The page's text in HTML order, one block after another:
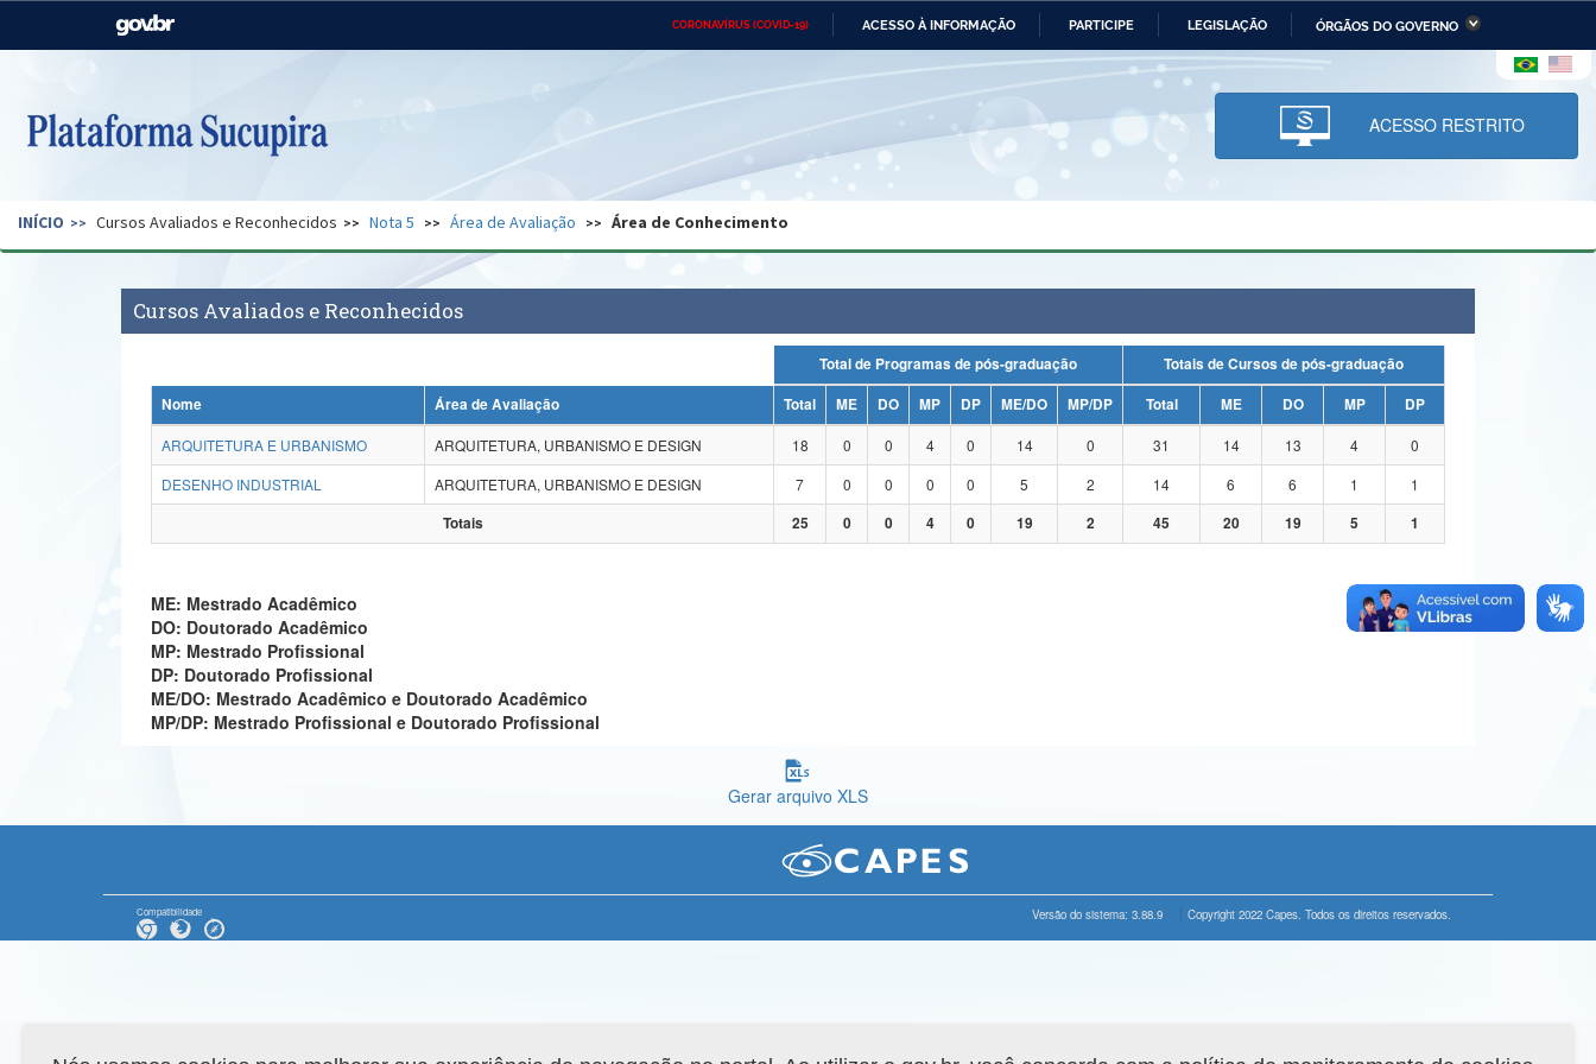
CORONAVÍRUS (COVID-19) ACESSO À INFORMAÇÃO PARTICIPE LEGISLAÇÃO ÓRGÃOS DO GOVERNO
Casa Civil Ministério das Relações Ministério da Economia Ministério da Infraestrutura
Pecuária e Abastecimento
Ministério da Ciência,
Tecnologia, Inovações e
Comunicações
Ministério do Desenvolvimento
Regional e dos Direitos Humanos
Secretaria de Governo Gabinete de Segurança Advocacia-Geral da União Banco Central do Brasil Planalto
ACESSO RESTRITO
INÍCIO Cursos Avaliados e Reconhecidos Nota 5 Área de Avaliação Área de Conhecimento
Cursos Avaliados e Reconhecidos
Total de Programas de pós-graduação
Totais de Cursos de pós-graduação
Nome
Área de Avaliação Total ME DO MP DP ME/DO MP/DP Total ME DO MP
DP
ARQUITETURA E URBANISMO
ARQUITETURA, URBANISMO E DESIGN 18 0 0 4 0 14 0 31 14 13 4
0
DESENHO INDUSTRIAL
ARQUITETURA, URBANISMO E DESIGN 7 0 0 0 0 5 2 14 6 6 1
1
Totais
25 0 0 4 0 19 2 45 20 19 5 1
ME: Mestrado Acadêmico
DO: Doutorado Acadêmico
MP: Mestrado Profissional
DP: Doutorado Profissional
ME/DO: Mestrado Acadêmico e Doutorado Acadêmico
MP/DP: Mestrado Profissional e Doutorado Profissional
Gerar arquivo XLS
Compatibilidade Versão do sistema: 3.88.9 Copyright 2022 Capes. Todos os direitos reservados.